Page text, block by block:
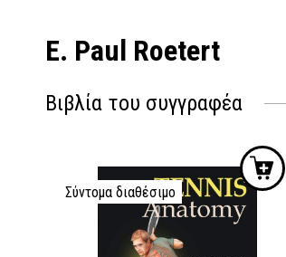
E. Paul Roetert
Βιβλία του συγγραφέα
Σύντομα διαθέσιμο